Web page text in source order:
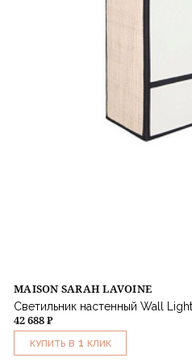
MAISON SARAH LAVOINE
Светильник настенный Wall
42 688 ₽
КУПИТЬ В 1 КЛИК